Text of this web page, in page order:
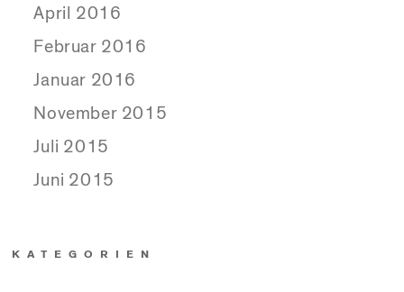
April 2016
Februar 2016
Januar 2016
November 2015
Juli 2015
Juni 2015
KATEGORIEN